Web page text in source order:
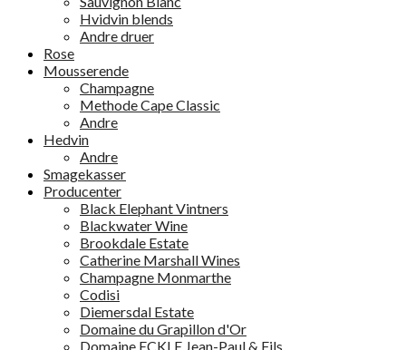
Hvidvin blends
Andre druer
Rose
Mousserende
Champagne
Methode Cape Classic
Andre
Hedvin
Andre
Smagekasser
Producenter
Black Elephant Vintners
Blackwater Wine
Brookdale Estate
Catherine Marshall Wines
Champagne Monmarthe
Codisi
Diemersdal Estate
Domaine du Grapillon d'Or
Domaine ECKLE Jean-Paul & Fils